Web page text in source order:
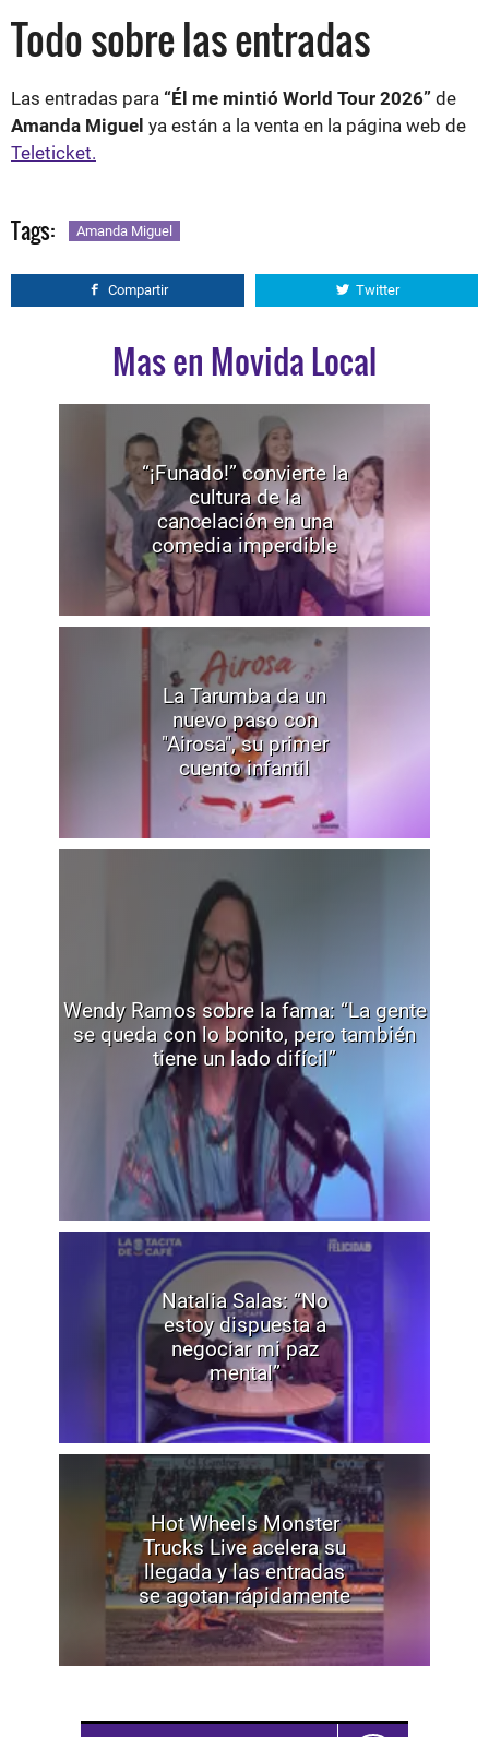
Todo sobre las entradas
Las entradas para “Él me mintió World Tour 2026” de
Amanda Miguel ya están a la venta en la página web de
Teleticket.
Tags: Amanda Miguel
Compartir Twitter
Mas en Movida Local
“¡Funado!” convierte la
cultura de la
cancelación en una
comedia imperdible
La Tarumba da un
nuevo paso con
"Airosa", su primer
cuento infantil
Wendy Ramos sobre la fama: “La gente
se queda con lo bonito, pero también
tiene un lado difícil”
Natalia Salas: “No
estoy dispuesta a
negociar mi paz
mental”
Hot Wheels Monster
Trucks Live acelera su
llegada y las entradas
se agotan rápidamente